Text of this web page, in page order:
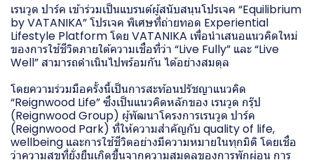
เรนวูด ปาร์ค เข้าร่วมเป็นแบรนด์ผู้สนับสนุนโปรเจค “Equilibrium
by VATANIKA” โปรเจค พิเศษที่ถ่ายทอด Experiential
Lifestyle Platform โดย VATANIKA เพื่อนำเสนอแนวคิดใหม่
ของการใช้ชีวิตภายใต้ความเชื่อที่ว่า “Live Fully” และ “Live
Well” สามารถดำเนินไปพร้อมกัน ได้อย่างสมดุล
โดยความร่วมมือครั้งนี้เป็นการสะท้อนปรัชญาแนวคิด
“Reignwood Life” ซึ่งเป็นแนวคิดหลักของ เรนวูด กรุ๊ป
(Reignwood Group) ผู้พัฒนาโครงการเรนวูด ปาร์ค
(Reignwood Park) ที่ให้ความสำคัญกับ quality of life,
wellbeing และการใช้ชีวิตอย่างมีความหมายในทุกมิติ โดยเชื่อ
ว่าความสุขที่ยั่งยืนเกิดขึ้นจากความสมดุลของการพักผ่อน การ